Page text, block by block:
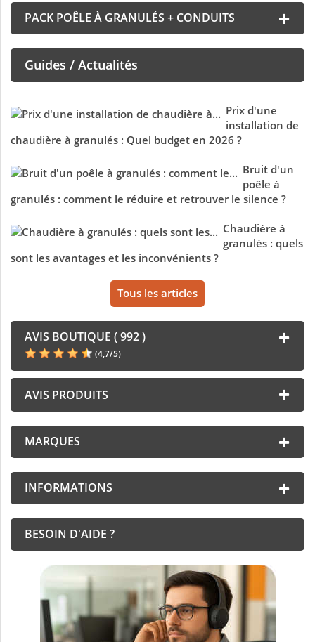
PACK POÊLE À GRANULÉS + CONDUITS
Guides / Actualités
Prix d'une
installation de
chaudière à granulés : Quel budget en 2026 ?
Bruit d'un
poêle à
granulés : comment le réduire et retrouver le silence ?
Chaudière à
granulés : quels
sont les avantages et les inconvénients ?
Tous les articles
AVIS BOUTIQUE ( 992 )
(4,7/5)
AVIS PRODUITS
MARQUES
INFORMATIONS
BESOIN D'AIDE ?